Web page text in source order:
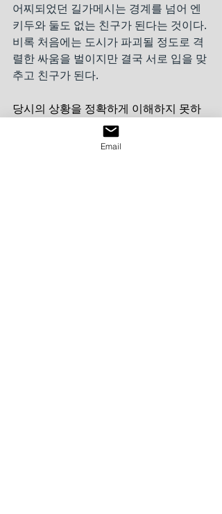
어찌되었던 길가메시는 경계를 넘어 엔
키두와 둘도 없는 친구가 된다는 것이다.
비록 처음에는 도시가 파괴될 정도로 격
렬한 싸움을 벌이지만 결국 서로 입을 맞
추고 친구가 된다.
당시의 상황을 정확하게 이해하지 못하
면 현시점에서의 현실 인식도 잘못된다.
애초에 충적토 습지였던 메소포타미아
Email